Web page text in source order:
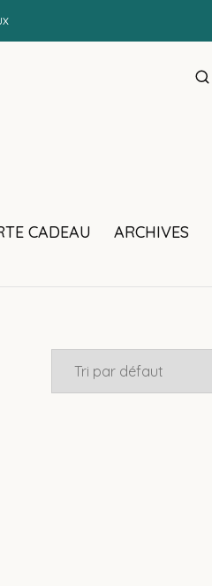
CADEAU ARCHIVES